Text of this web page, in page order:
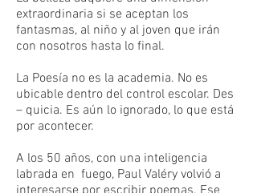
extraordinaria si se aceptan los
fantasmas, al niño y al joven que irán
con nosotros hasta lo final.
La Poesía no es la academia. No es
ubicable dentro del control escolar. Des
– quicia. Es aún lo ignorado, lo que está
por acontecer.
A los 50 años, con una inteligencia
labrada en fuego, Paul Valéry volvió a